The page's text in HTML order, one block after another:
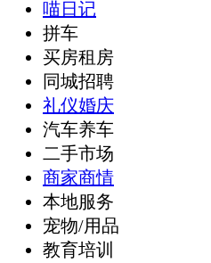
喵日记
拼车
买房租房
同城招聘
礼仪婚庆
汽车养车
二手市场
商家商情
本地服务
宠物/用品
教育培训